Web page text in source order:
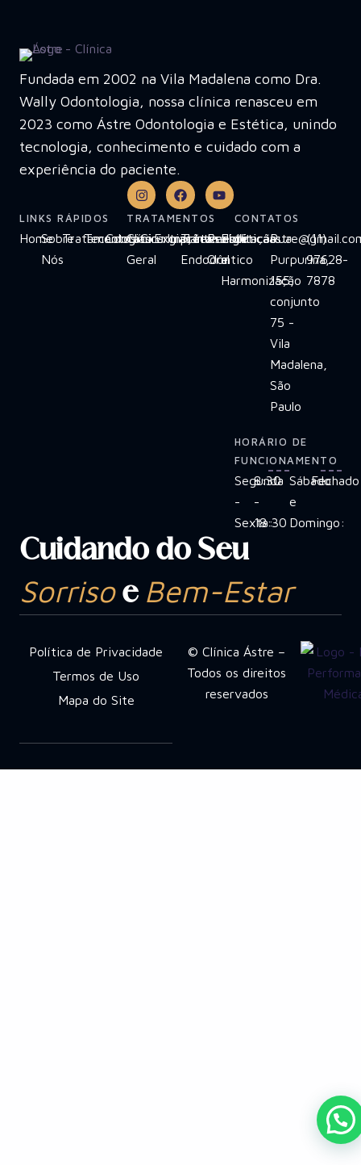
Fundada em 2002 na Vila Madalena como Dra.
Wally Odontologia, nossa clínica renasceu em
2023 como Ástre Odontologia e Estética, unindo
tecnologia, conhecimento e cuidado com a
experiência do paciente.
LINKS RÁPIDOS
HomeSobre
Nós
Tratamentos
Tecnologias
Contato
TRATAMENTOS
Clínica
Geral
Cirurgias
Extrações
Implante
Tratamento
Endodôntico
Invisalign
Reabilitação
Oral
Estética
e
Harmonização
CONTATOS
Rua
Purpurina,
155,
conjunto
75 -
Vila
Madalena,
São
Paulo
(11)
97628-
7878
HORÁRIO DE
FUNCIONAMENTO
Segunda
-
Sexta:
8:30
-
18:30
Sábado
e
Domingo:
Fechado
Cuidando do Seu
Sorrisoe Bem-Estar
Política de Privacidade
Termos de Uso
Mapa do Site
© Clínica Ástre –
Todos os direitos
reservados